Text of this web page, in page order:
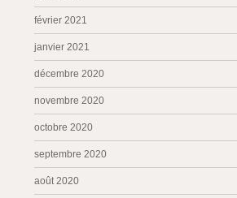
février 2021
janvier 2021
décembre 2020
novembre 2020
octobre 2020
septembre 2020
août 2020